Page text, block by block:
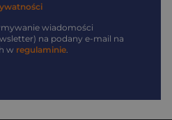
wiadomości
na podany e-mail na
w regulaminie.